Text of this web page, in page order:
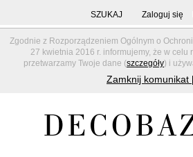
Zgodnie z Rozporządzeniem Ogólnym o
27 kwietnia 2016 r. informujemy, że w celu
przetwarzamy Twoje dane (szczegóły) i
Zamknij komunikat
SZUKAJ Zaloguj się